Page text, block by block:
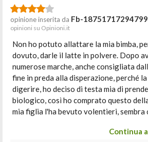
opinione inserita da Fb-
opinioni su Opinioni.it
Non ho potuto allattare la mia bimba,
dovuto, darle il latte in polvere. Dopo
numerose marche, anche consigliata
fine in preda alla disperazione, perché
digerire, ho deciso di testa mia di
biologico, così ho comprato questo
mia figlia l'ha bevuto volentieri, sembra
Continua